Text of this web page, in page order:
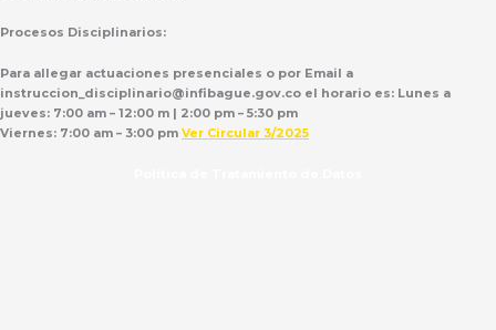
Procesos Disciplinarios:
Para allegar actuaciones presenciales o por Email a
instruccion_disciplinario@infibague.gov.co el horario es: Lunes a
jueves: 7:00 am – 12:00 m | 2:00 pm – 5:30 pm
Viernes: 7:00 am – 3:00 pm Ver Circular 3/2025